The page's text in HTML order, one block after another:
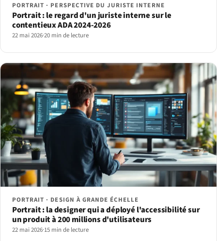
PORTRAIT · PERSPECTIVE DU JURISTE INTERNE
Portrait : le regard d'un juriste interne sur le
contentieux ADA 2024-2026
22 mai 2026·20 min de lecture
PORTRAIT · DESIGN À GRANDE ÉCHELLE
Portrait : la designer qui a déployé l'accessibilité sur
un produit à 200 millions d'utilisateurs
22 mai 2026·15 min de lecture